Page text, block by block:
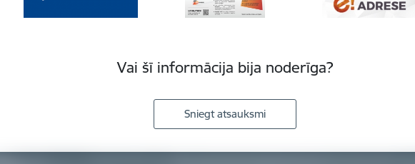
Vai šī informācija bija noderīga?
Sniegt atsauksmi